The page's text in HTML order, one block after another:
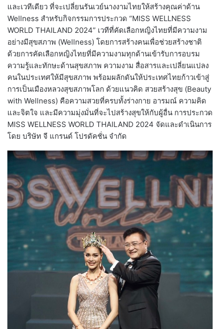
และเวทีเดียว ที่จะเปลี่ยนรันเวย์นางงามไทยให้สร้างคุณค่าด้าน
Wellness สำหรับกิจกรรมการประกวด “MISS WELLNESS
WORLD THAILAND 2024” เวทีที่คัดเลือกหญิงไทยที่มีความงาม
อย่างมีสุขสภาพ (Wellness) โดยการสร้างคนเพื่อช่วยสร้างชาติ
ด้วยการคัดเลือกหญิงไทยที่มีความงามทุกด้านเข้ารับการอบรม
ความรู้และทักษะด้านสุขสภาพ ความงาม สื่อสารและเปลี่ยนแปลง
คนในประเทศให้มีสุขสภาพ พร้อมผลักดันให้ประเทศไทยก้าวเข้าสู่
การเป็นเมืองหลวงสุขสภาพโลก ด้วยแนวคิด สวยสร้างสุข (Beauty
with Wellness) คือความสวยที่ครบทั้งร่างกาย อารมณ์ ความคิด
และจิตใจ และมีความมุ่งมั่นที่จะไปสร้างสุขให้กับผู้อื่น การประกวด
MISS WELLNESS WORLD THAILAND 2024 จัดและดำเนินการ
โดย บริษัท จี แกรนด์ โปรดัคชั่น จำกัด